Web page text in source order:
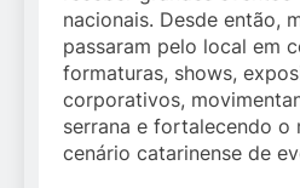
nacionais. Desde então,
passaram pelo local em
formaturas, shows,
corporativos,
serrana e fortalecendo o
cenário catarinense de